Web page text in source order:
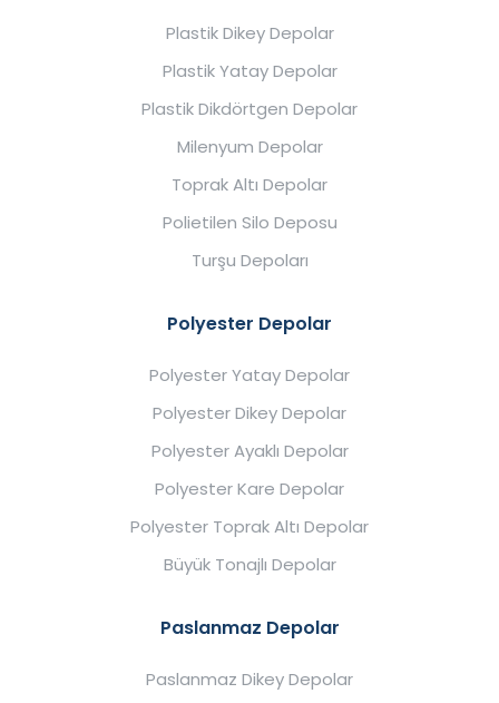
Plastik Dikey Depolar
Plastik Yatay Depolar
Plastik Dikdörtgen Depolar
Milenyum Depolar
Toprak Altı Depolar
Polietilen Silo Deposu
Turşu Depoları
Polyester Depolar
Polyester Yatay Depolar
Polyester Dikey Depolar
Polyester Ayaklı Depolar
Polyester Kare Depolar
Polyester Toprak Altı Depolar
Büyük Tonajlı Depolar
Paslanmaz Depolar
Paslanmaz Dikey Depolar